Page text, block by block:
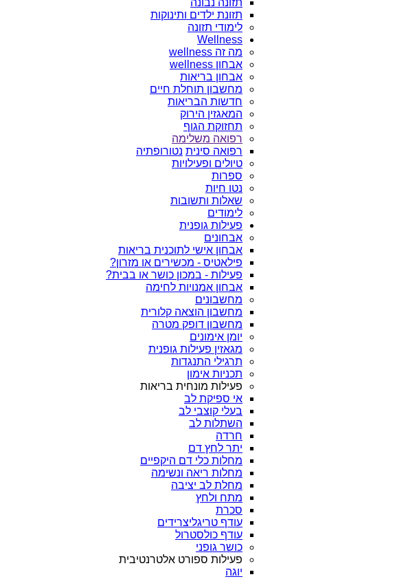
תזונה נבונה
תזונת ילדים ותינוקות
לימודי תזונה
Wellness
מה זה wellness
אבחון wellness
אבחון בריאות
מחשבון תוחלת חיים
חדשות הבריאות
המאגזין הירוק
תחזוקת הגוף
רפואה משלימה
רפואה סינית נטורופתיה
טיולים ופעילויות
ספרות
נטו חיות
שאלות ותשובות
לימודים
פעילות גופנית
אבחונים
אבחון אישי לתוכנית בריאות
פילאטיס - מכשירים או מזרון?
פעילות - במכון כושר או בבית?
אבחון אמנויות לחימה
מחשבונים
מחשבון הוצאה קלורית
מחשבון דופק מטרה
יומן אימונים
מגאזין פעילות גופנית
תרגילי התנגדות
תכניות אימון
פעילות מונחית בריאות
אי ספיקת לב
בעלי קוצבי לב
השתלות לב
חרדה
יתר לחץ דם
מחלות כלי דם היקפיים
מחלות ריאה ונשימה
מחלת לב יציבה
מתח ולחץ
סכרת
עודף טריגליצרידים
עודף כולסטרול
כושר גופני
פעילות ספורט אלטרנטיבית
יוגה